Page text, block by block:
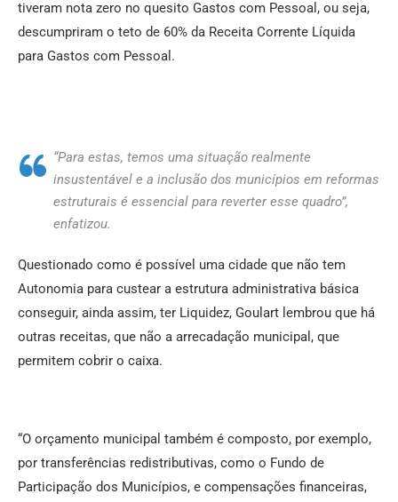
tiveram nota zero no quesito Gastos com Pessoal, ou seja,
descumpriram o teto de 60% da Receita Corrente Líquida
para Gastos com Pessoal.
“Para estas, temos uma situação realmente
insustentável e a inclusão dos municípios em reformas
estruturais é essencial para reverter esse quadro”,
enfatizou.
Questionado como é possível uma cidade que não tem
Autonomia para custear a estrutura administrativa básica
conseguir, ainda assim, ter Liquidez, Goulart lembrou que há
outras receitas, que não a arrecadação municipal, que
permitem cobrir o caixa.
“O orçamento municipal também é composto, por exemplo,
por transferências redistributivas, como o Fundo de
Participação dos Municípios, e compensações financeiras,